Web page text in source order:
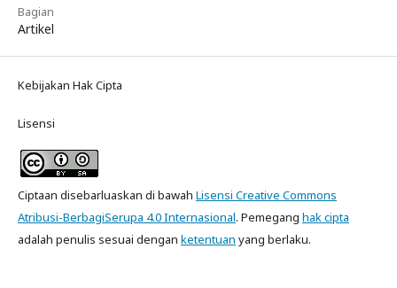
Bagian
Artikel
Kebijakan Hak Cipta
Lisensi
Ciptaan disebarluaskan di bawah Lisensi Creative Commons
Atribusi-BerbagiSerupa 4.0 Internasional. Pemegang hak cipta
adalah penulis sesuai dengan ketentuan yang berlaku.